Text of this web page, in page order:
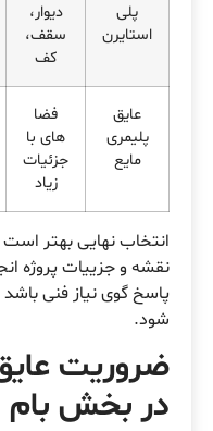
پلی
استایرن
دیوار،
سقف،
کف
عایق
پلیمری
مایع
فضا
های با
جزئیات
زیاد
انتخاب نهایی بهتر
نقشه و جزییات پروژه
پاسخ گوی نیاز فنی
شود.
ضروریت
در بخش